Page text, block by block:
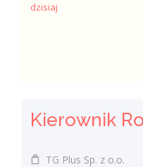
dzisiaj
TG Plus Sp. z o.o.